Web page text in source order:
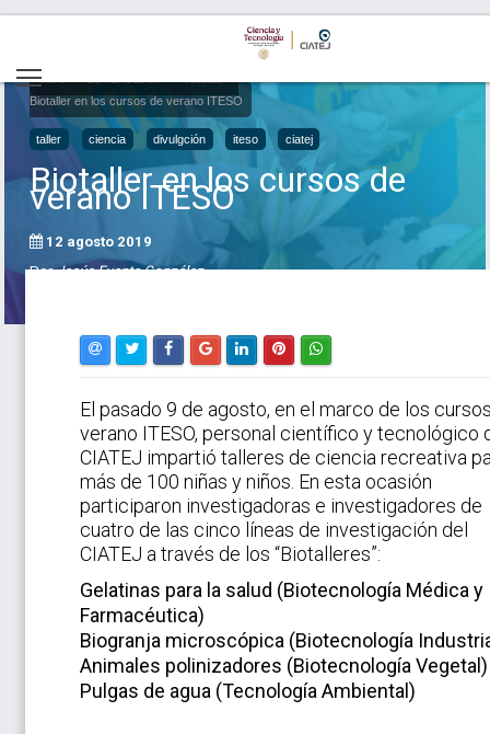
Inicio
Biotaller en los cursos de verano ITESO
taller ciencia divulgción iteso ciatej
Biotaller en los cursos de
verano ITESO
12 agosto 2019
PorJesús Fuente González
El pasado 9 de agosto, en el marco de los
verano ITESO, personal científico y tecnológico
CIATEJ impartió talleres de ciencia recreativa
más de 100 niñas y niños. En esta ocasión
participaron investigadoras e investigadores de
cuatro de las cinco líneas de investigación del
CIATEJ a través de los “Biotalleres”:
Gelatinas para la salud (Biotecnología Médica y
Farmacéutica)
Biogranja microscópica (Biotecnología
Animales polinizadores (Biotecnología Vegetal)
Pulgas de agua (Tecnología Ambiental)